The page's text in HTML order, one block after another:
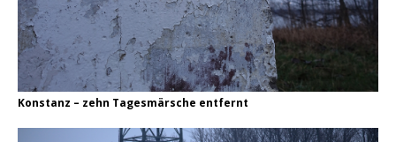
Konstanz – zehn Tagesmärsche entfernt